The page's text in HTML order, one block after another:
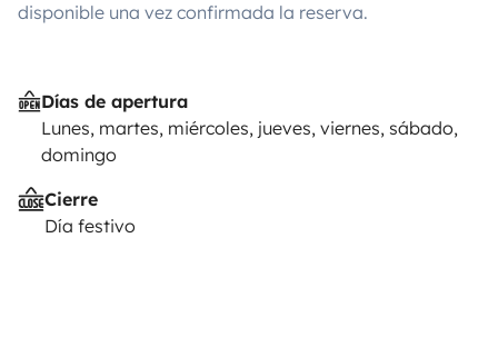
disponible una vez confirmada la reserva.
Días de apertura
Lunes, martes, miércoles, jueves, viernes, sábado,
domingo
Cierre
Día festivo